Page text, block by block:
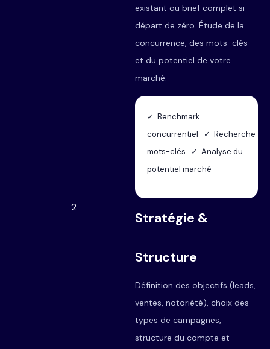
existant ou brief complet si
départ de zéro. Étude de la
concurrence, des mots-clés
et du potentiel de votre
marché.
✓ Benchmark
concurrentiel ✓ Recherche
mots-clés ✓ Analyse du
potentiel marché
2
Stratégie &
Structure
Définition des objectifs (leads,
ventes, notoriété), choix des
types de campagnes,
structure du compte et